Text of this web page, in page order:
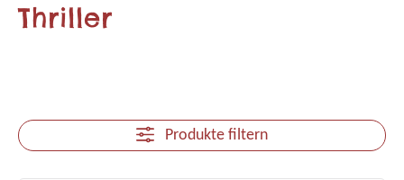
Thriller
Produkte filtern